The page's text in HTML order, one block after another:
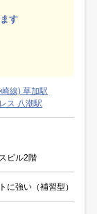
す
線) 草加駅
ス 八潮駅
ビル2階
に強い（補習型）